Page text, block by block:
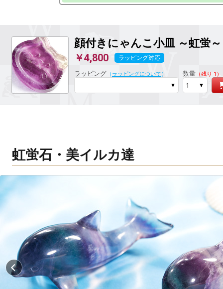
顔付きにゃんこ小皿 ～虹蛍～
￥4,800 ラッピング対応
ラッピング （ ラッピングについて ） 数量（残り 1）
虹蛍石・美イルカ達